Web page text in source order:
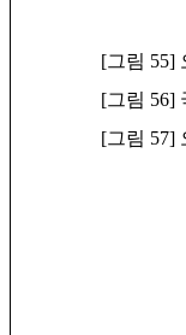
[그림 55]
[그림 56]
[그림 57]